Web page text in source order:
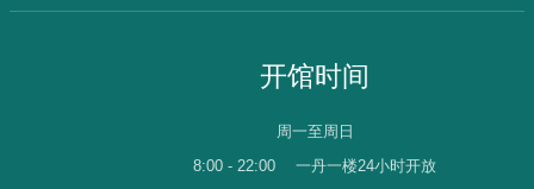
开馆时间
周一至周日
8:00 - 22:00
一丹一楼24小时开放